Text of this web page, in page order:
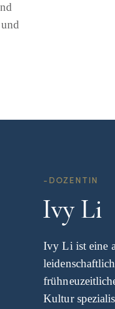
-DOZENTIN
Ivy Li
Ivy Li ist eine
Kultur